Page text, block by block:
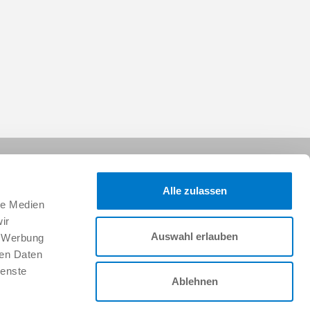
Medien
Daten
Alle zulassen
Auswahl erlauben
Ablehnen
지원